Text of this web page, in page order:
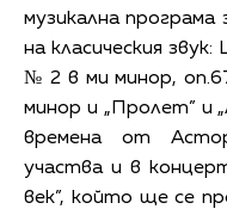
музикална
на класическия
№ 2 в ми минор,
минор и „Пролет” и
времена от
участва и в
век”, който ще се